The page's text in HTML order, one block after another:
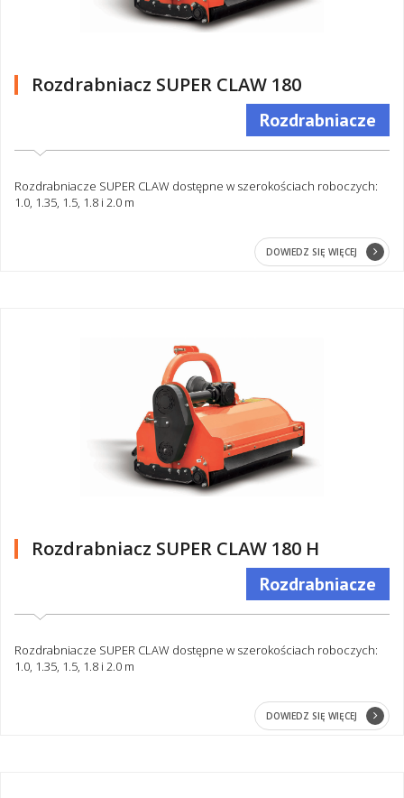
Rozdrabniacz SUPER CLAW 180
Rozdrabniacze
Rozdrabniacze SUPER CLAW dostępne w szerokościach roboczych:
1.0, 1.35, 1.5, 1.8 i 2.0 m
DOWIEDZ SIĘ WIĘCEJ
Rozdrabniacz SUPER CLAW 180 H
Rozdrabniacze
Rozdrabniacze SUPER CLAW dostępne w szerokościach roboczych:
1.0, 1.35, 1.5, 1.8 i 2.0 m
DOWIEDZ SIĘ WIĘCEJ